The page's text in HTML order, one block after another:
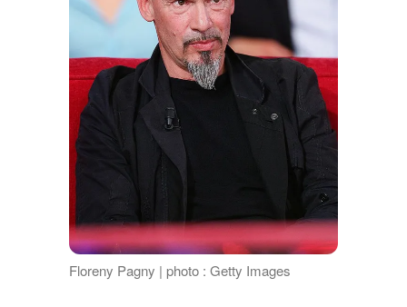
Floreny Pagny | photo : Getty Images